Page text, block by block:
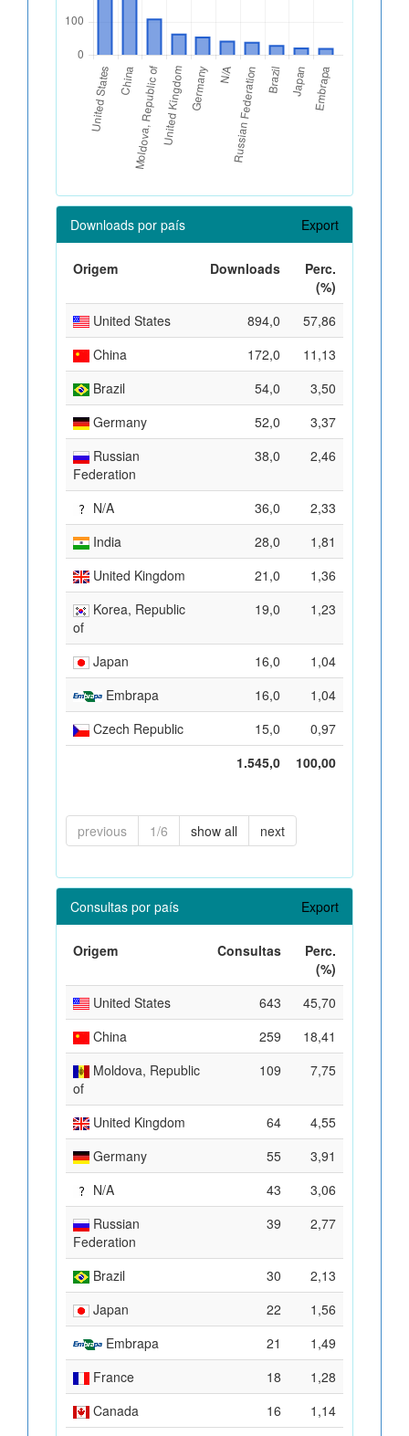
Downloads por país Export
Origem Downloads
Perc.
(%)
United States
894,0
57,86
China
172,0
11,13
Brazil
54,0
3,50
Germany
52,0
3,37
Russian
Federation
38,0 2,46
N/A 36,0
2,33
India
28,0
1,81
United Kingdom
21,0
1,36
Korea, Republic
of
19,0 1,23
Japan 16,0
1,04
Embrapa
16,0
1,04
Czech Republic
15,0
0,97
1.545,0
100,00
previous 1/6 show all next
Consultas por país Export
Origem Consultas
Perc.
(%)
United States
643
45,70
China
259
18,41
Moldova, Republic
of
109 7,75
United Kingdom 64
4,55
Germany
55
3,91
N/A
43
3,06
Russian
Federation
39 2,77
Brazil 30
2,13
Japan
22
1,56
Embrapa
21
1,49
France
18
1,28
Canada
16
1,14